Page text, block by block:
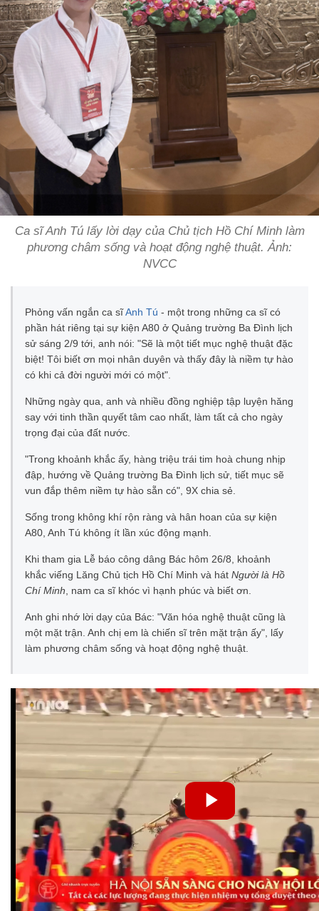
Ca sĩ Anh Tú lấy lời dạy của Chủ tịch Hồ Chí Minh làm
phương châm sống và hoạt động nghệ thuật. Ảnh:
NVCC
Phỏng vấn ngắn ca sĩAnh Tú - một trong những ca sĩ có
phần hát riêng tại sự kiện A80 ở Quảng trường Ba Đình lịch
sử sáng 2/9 tới, anh nói: "Sẽ là một tiết mục nghệ thuật đặc
biệt! Tôi biết ơn mọi nhân duyên và thấy đây là niềm tự hào
có khi cả đời người mới có một".
Những ngày qua, anh và nhiều đồng nghiệp tập luyện hăng
say với tinh thần quyết tâm cao nhất, làm tất cả cho ngày
trọng đại của đất nước.
"Trong khoảnh khắc ấy, hàng triệu trái tim hoà chung nhịp
đập, hướng về Quảng trường Ba Đình lịch sử, tiết mục sẽ
vun đắp thêm niềm tự hào sẵn có", 9X chia sẻ.
Sống trong không khí rộn ràng và hân hoan của sự kiện
A80, Anh Tú không ít lần xúc động mạnh.
Khi tham gia Lễ báo công dâng Bác hôm 26/8, khoảnh
khắc viếng Lăng Chủ tịch Hồ Chí Minh và hát Người là Hồ
Chí Minh , nam ca sĩ khóc vì hạnh phúc và biết ơn.
Anh ghi nhớ lời dạy của Bác: "Văn hóa nghệ thuật cũng là
một mặt trận. Anh chị em là chiến sĩ trên mặt trận ấy", lấy
làm phương châm sống và hoạt động nghệ thuật.